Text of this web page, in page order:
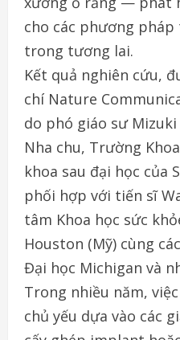
cho các phương
trong tương lai.
Kết quả nghiên cứu,
chí Nature
do phó giáo sư
Nha chu, Trường
khoa sau đại học của
phối hợp với tiến sĩ
tâm Khoa học sức
Houston (Mỹ) cùng
Đại học Michigan và
Trong nhiều năm,
chủ yếu dựa vào các